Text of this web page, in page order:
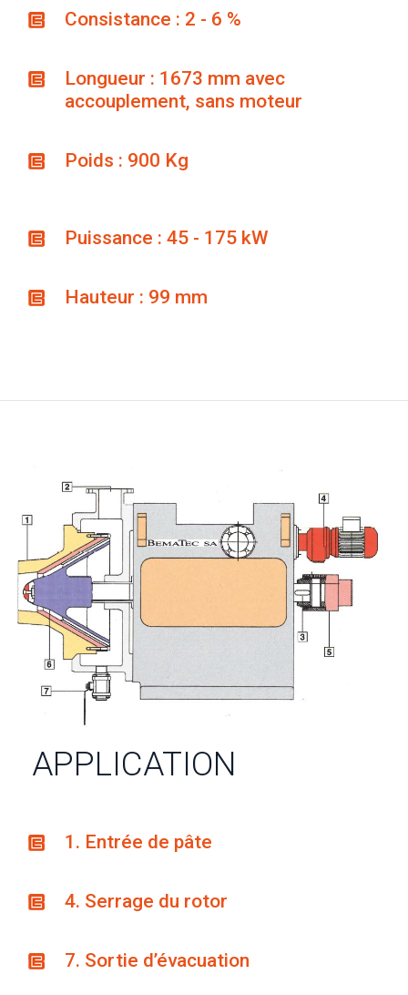
Consistance : 2 - 6 %
Longueur : 1673 mm avec
accouplement, sans moteur
Poids : 900 Kg
Puissance : 45 - 175 kW
Hauteur : 99 mm
APPLICATION
1. Entrée de pâte
4. Serrage du rotor
7. Sortie d’évacuation